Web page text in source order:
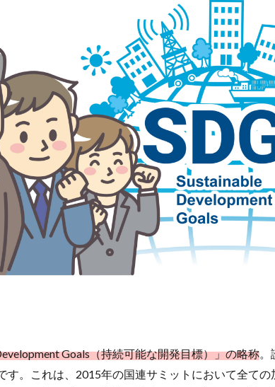
Goals（持続可能な開発目標）」の略称。
す。これは、2015年の国連サミットにおいて全て